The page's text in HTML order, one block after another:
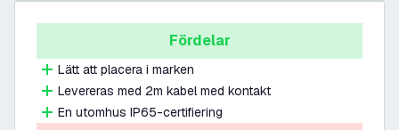
Fördelar
Lätt att placera i marken
Levereras med 2m kabel med kontakt
En utomhus IP65-certifiering